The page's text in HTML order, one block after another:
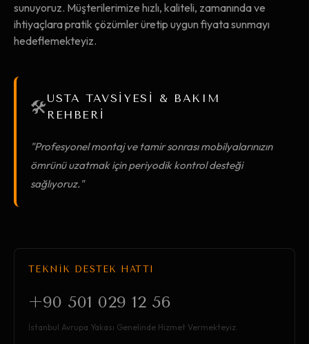
sunuyoruz. Müşterilerimize hızlı, kaliteli, zamanında ve
ihtiyaçlara pratik çözümler üretip uygun fiyata sunmayı
hedeflemekteyiz.
🛠️USTA TAVSİYESİ & BAKIM
REHBERİ
"Profesyonel montaj ve tamir sonrası mobilyalarınızın
ömrünü uzatmak için periyodik kontrol desteği
sağlıyoruz."
TEKNİK DESTEK HATTI
+90 501 029 12 56
İstanbul Avrupa Yakası Genelinde Hizmet Vermekteyiz.